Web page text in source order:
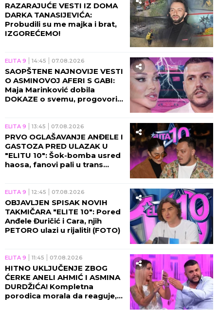
RAZARAJUĆE VESTI IZ DOMA
DARKA TANASIJEVIĆA:
Probudili su me majka i brat,
IZGOREĆEMO!
ELITA 9 14:45 07.08.2026
SAOPŠTENE NAJNOVIJE VESTI
O ASMINOVOJ AFERI S GABI:
Maja Marinković dobila
DOKAZE o svemu, progovorila
ELITA 9 13:45 07.08.2026
PRVO OGLAŠAVANJE ANĐELE I
GASTOZA PRED ULAZAK U
"ELITU 10": Šok-bomba usred
haosa, fanovi pali u trans
ELITA 9 12:45 07.08.2026
OBJAVLJEN SPISAK NOVIH
TAKMIČARA "ELITE 10": Pored
Anđele Đuričić i Cara, njih
PETORO ulazi u rijaliti! (FOTO)
ELITA 9 11:45 07.08.2026
HITNO UKLJUČENJE ZBOG
ĆERKE ANELI AHMIĆ I ASMINA
DURDŽIĆA! Kompletna
porodica morala da reaguje,